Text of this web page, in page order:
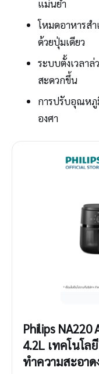
แม่นยำ
โหมดอาหารสำ
ด้วยปุ่มเดียว
ระบบตั้งเวลาล่
สะดวกขึ้น
การปรับอุณหภู
องศา
Philips
4.2L เทคโนโล
ทำความสะอา